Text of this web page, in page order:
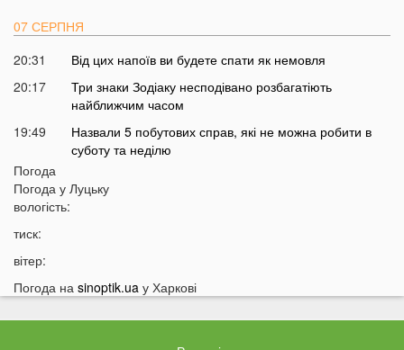
07 СЕРПНЯ
20:31
Від цих напоїв ви будете спати як немовля
20:17
Три знаки Зодіаку несподівано розбагатіють
найближчим часом
19:49
Назвали 5 побутових справ, які не можна робити в
суботу та неділю
19:30
19:15
18:52
на картку, але є важлива умова
18:12
Отримав переказ на картку? Штраф 34 тисячі
Погода
Погода у Луцьку
вологість:
тиск:
вітер:
Погода на sinoptik.ua у Харкові